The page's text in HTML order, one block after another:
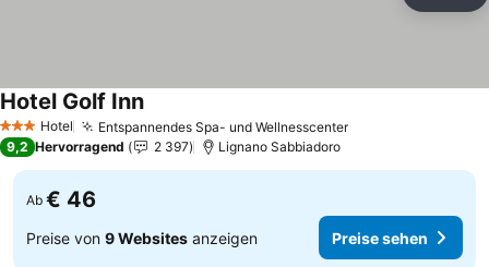
3 SterneHotel Entspannendes Spa- und Wellnesscenter
Hotel Golf Inn
9,2 Hervorragend 2 397 Lignano Sabbiadoro
Ab € 46
Preise von 9 Websites anzeigen Preise sehen